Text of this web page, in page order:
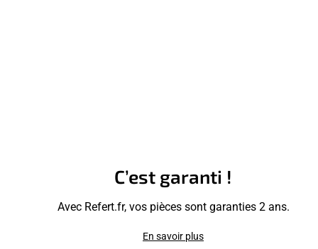
C’est garanti !
Avec Refert.fr, vos pièces sont garanties 2 ans.
En savoir plus